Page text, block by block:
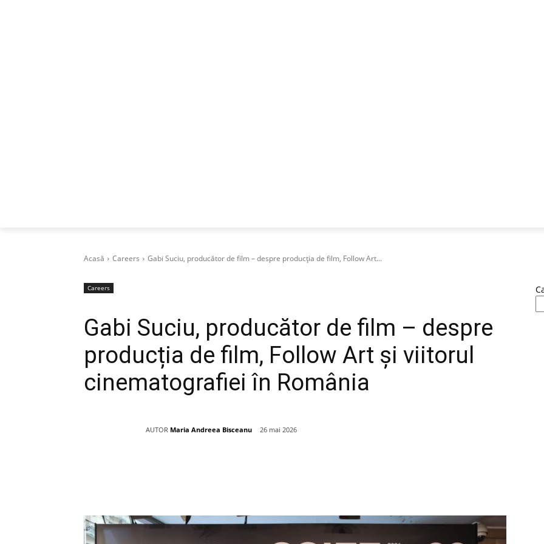
Acasă Careers Gabi Suciu, producător de film – despre producția de film, Follow Art...
Careers
Gabi Suciu, producător de film – despre
producția de film, Follow Art și viitorul
cinematografiei în România
AUTOR Maria Andreea Bisceanu 26 mai 2026